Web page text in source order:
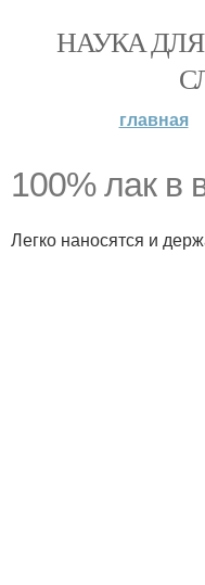
НАУКА
главная
100% лак в
Легко наносятся и